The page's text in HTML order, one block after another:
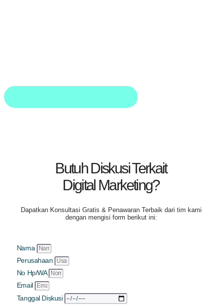
Butuh Diskusi Terkait
Digital Marketing?
Dapatkan Konsultasi Gratis & Penawaran Terbaikdari tim kami
dengan mengisi form berikut ini:
Nama
Perusahaan
No Hp/WA
Email
Tanggal Diskusi